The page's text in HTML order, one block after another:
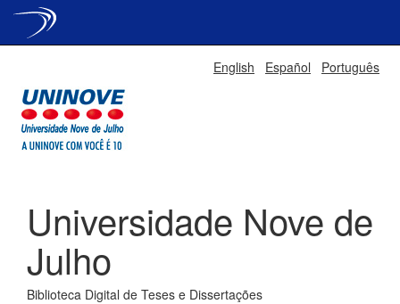
English Español Português
Universidade Nove de
Julho
Biblioteca Digital de Teses e Dissertações